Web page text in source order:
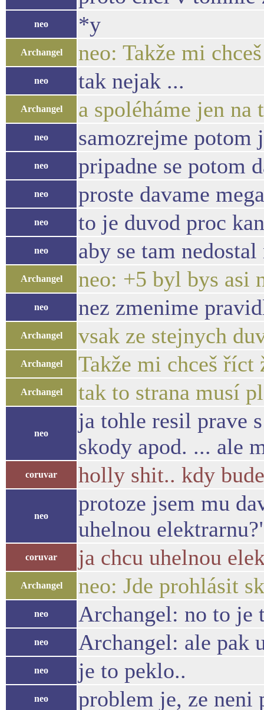
neo *y
Archangel neo: Takže mi
neo tak nejak ...
Archangel a spoléháme jen na
neo samozrejme potom
neo pripadne se potom
neo proste davame
neo to je duvod proc
neo aby se tam
Archangel neo: +5 byl bys asi
neo nez zmenime
Archangel vsak ze stejnych
Archangel Takže mi chceš říct
Archangel tak to strana musí
neo
ja tohle resil prave
skody apod. ... ale
coruvar holly shit.. kdy
neo
protoze jsem mu
uhelnou
coruvar ja chcu uhelnou
Archangel neo: Jde prohlásit
neo Archangel: no to je
neo Archangel: ale pak
neo je to peklo..
neo problem je, ze neni